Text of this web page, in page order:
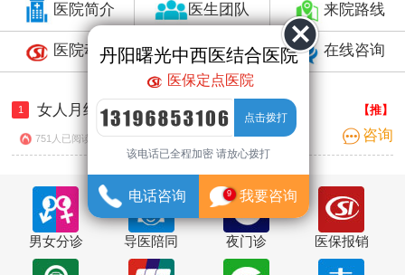
医院简介 医生团队 来院路线
医院动态 预约挂号 在线咨询
【推】
1 女人月经量越来越少怎么回事？
751人已阅读 咨询
男女分诊 导医陪同 夜门诊 医保报销
丹阳曙光中西医结合医院
医保定点医院
该电话已全程加密 请放心拨打
电话咨询 9 我要咨询